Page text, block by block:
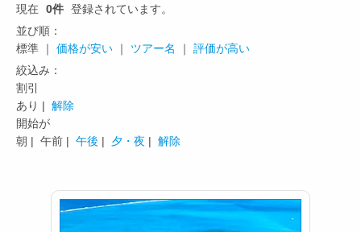
現在 0件 登録されています。
並び順：
標準 ｜ 価格が安い ｜ ツアー名 ｜ 評価が高い
絞込み：
割引
あり | 解除
開始が
朝 | 午前 | 午後 | 夕・夜 | 解除